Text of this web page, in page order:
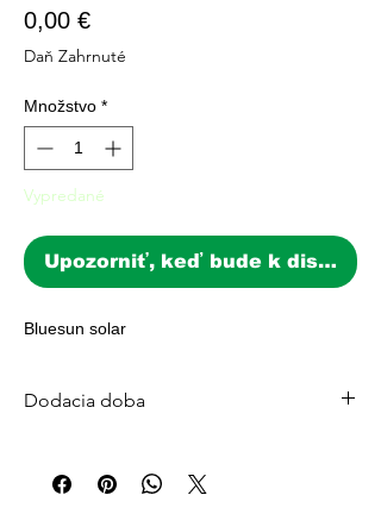
0,00 €Price
Daň Zahrnuté
Množstvo *
Vypredané
Upozorniť, keď bude k dispozícii
Bluesun solar
Dodacia doba
Väčšina objednávok je expedovaná do 24